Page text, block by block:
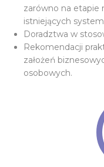
zarówno na etapie
istniejących
Doradztwa w
Rekomendacji
założeń
osobowych.